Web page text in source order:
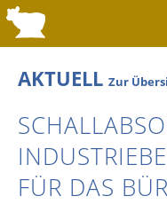
AKTUELL Zur
FÜR DAS